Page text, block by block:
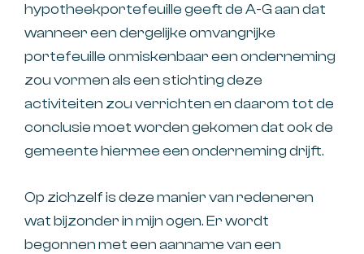
hypotheekportefeuille geeft de A-G aan dat
wanneer een dergelijke omvangrijke
portefeuille onmiskenbaar een onderneming
zou vormen als een stichting deze
activiteiten zou verrichten en daarom tot de
conclusie moet worden gekomen dat ook de
gemeente hiermee een onderneming drijft.
Op zichzelf is deze manier van redeneren
wat bijzonder in mijn ogen. Er wordt
begonnen met een aanname van een